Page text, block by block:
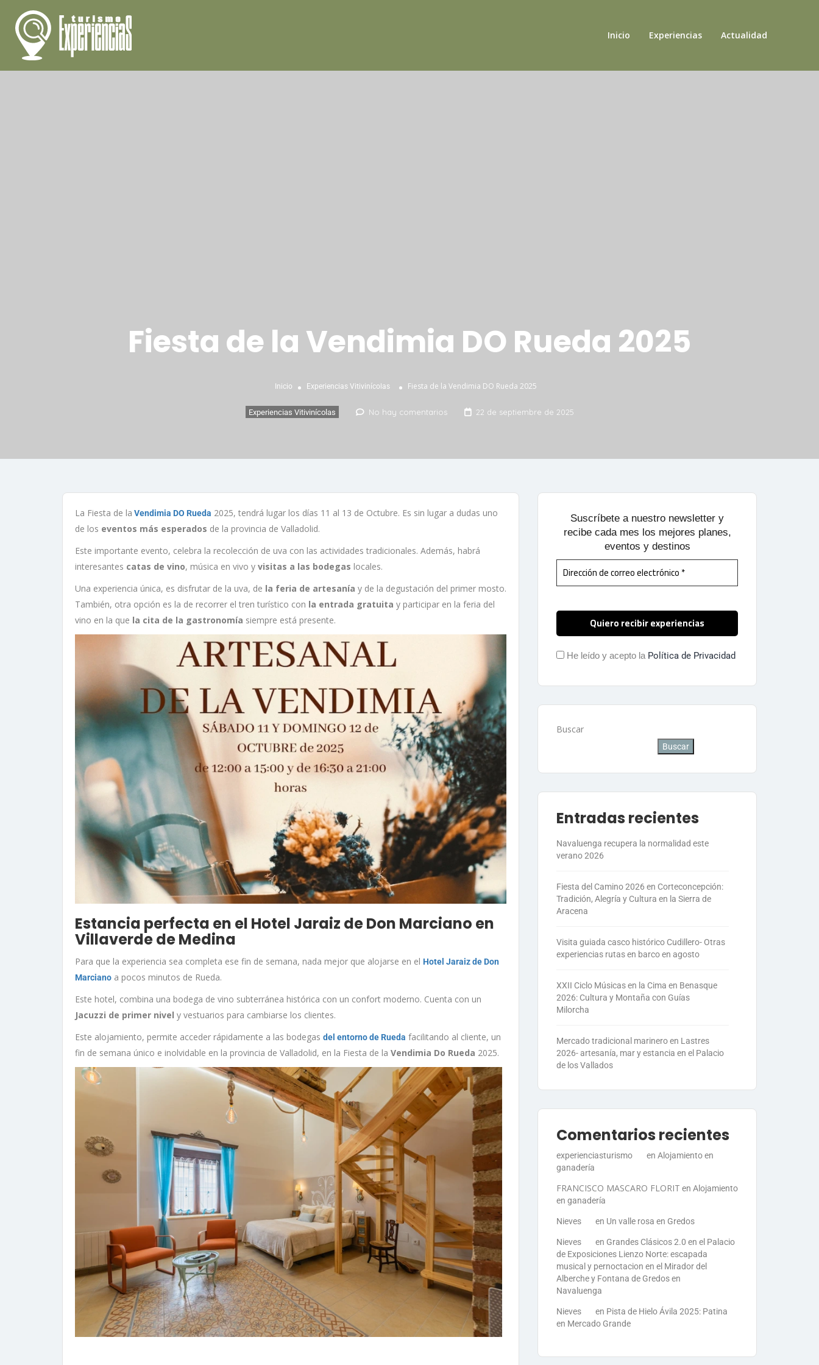
Inicio Experiencias Actualidad
Fiesta de la Vendimia DO Rueda 2025
Inicio Experiencias Vitivinícolas Fiesta de la Vendimia DO Rueda 2025
Experiencias Vitivinícolas No hay comentarios 22 de septiembre de 2025
La Fiesta de la Vendimia DO Rueda 2025, tendrá lugar los días 11 al 13 de Octubre. Es sin lugar a dudas uno
de los eventos más esperados de la provincia de Valladolid.
Este importante evento, celebra la recolección de uva con las actividades tradicionales. Además, habrá
interesantes catas de vino, música en vivo y visitas a las bodegas locales.
Una experiencia única, es disfrutar de la uva, de la feria de artesanía y de la degustación del primer mosto.
También, otra opción es la de recorrer el tren turístico con la entrada gratuita y participar en la feria del
vino en la que la cita de la gastronomía siempre está presente.
Estancia perfecta en el Hotel Jaraiz de Don Marciano en
Villaverde de Medina
Para que la experiencia sea completa ese fin de semana, nada mejor que alojarse en el Hotel Jaraiz de Don
Marciano a pocos minutos de Rueda.
Este hotel, combina una bodega de vino subterránea histórica con un confort moderno. Cuenta con un
Jacuzzi de primer nivel y vestuarios para cambiarse los clientes.
Este alojamiento, permite acceder rápidamente a las bodegas del entorno de Rueda facilitando al cliente, un
fin de semana único e inolvidable en la provincia de Valladolid, en la Fiesta de la Vendimia Do Rueda 2025.
Suscríbete a nuestro newsletter y
recibe cada mes los mejores planes,
eventos y destinos
He leído y acepto la Política de Privacidad
Buscar
Buscar
Entradas recientes
Navaluenga recupera la normalidad este
verano 2026
Fiesta del Camino 2026 en Corteconcepción:
Tradición, Alegría y Cultura en la Sierra de
Aracena
Visita guiada casco histórico Cudillero- Otras
experiencias rutas en barco en agosto
XXII Ciclo Músicas en la Cima en Benasque
2026: Cultura y Montaña con Guías
Milorcha
Mercado tradicional marinero en Lastres
2026- artesanía, mar y estancia en el Palacio
de los Vallados
Comentarios recientes
experienciasturismo en Alojamiento en
ganadería
FRANCISCO MASCARO FLORIT en Alojamiento
en ganadería
Nieves en Un valle rosa en Gredos
Nieves en Grandes Clásicos 2.0 en el Palacio
de Exposiciones Lienzo Norte: escapada
musical y pernoctacion en el Mirador del
Alberche y Fontana de Gredos en
Navaluenga
Nieves en Pista de Hielo Ávila 2025: Patina
en Mercado Grande